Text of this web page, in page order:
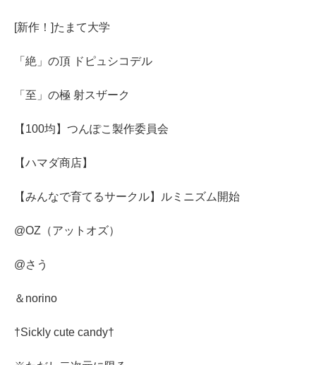
[新作！]たまて大学
「絶」の頂 ドピュシコデル
「至」の極 射スザーク
【100均】つんぽこ製作委員会
【ハマダ商店】
【みんなで育てるサークル】ルミニズム開始
@OZ（アットオズ）
@さう
＆norino
†Sickly cute candy†